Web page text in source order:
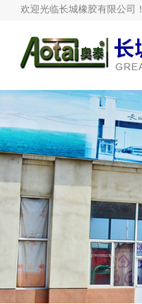
欢迎光临长城橡胶有限公司！